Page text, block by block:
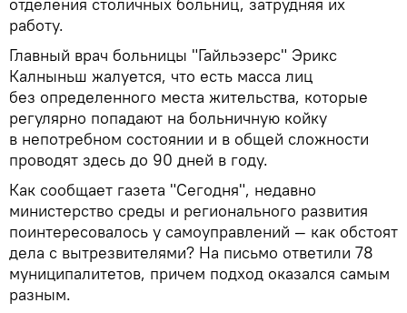
отделения столичных больниц, затрудняя их
работу.
Главный врач больницы "Гайльэзерс" Эрикс
Калныньш жалуется, что есть масса лиц
без определенного места жительства, которые
регулярно попадают на больничную койку
в непотребном состоянии и в общей сложности
проводят здесь до 90 дней в году.
Как сообщает газета "Сегодня", недавно
министерство среды и регионального развития
поинтересовалось у самоуправлений — как обстоят
дела с вытрезвителями? На письмо ответили 78
муниципалитетов, причем подход оказался самым
разным.